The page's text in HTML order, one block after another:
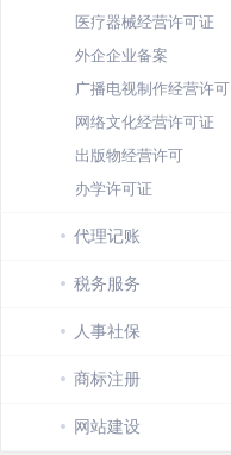
医疗器械经营许可证
外企企业备案
广播电视制作经营许可
网络文化经营许可证
出版物经营许可
办学许可证
代理记账
税务服务
人事社保
商标注册
网站建设